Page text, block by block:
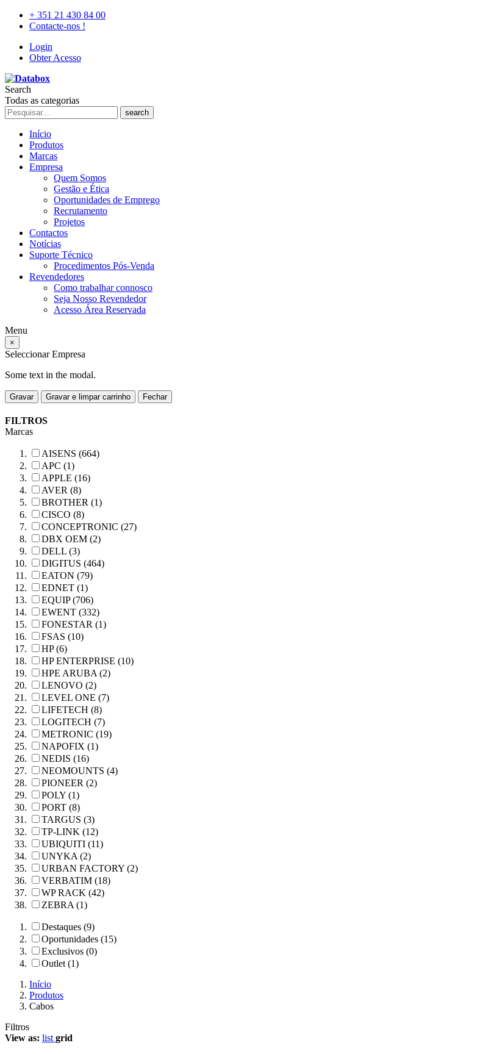
+ 351 21 430 84 00
Contacte-nos !
Login
Obter Acesso
Search
Todas as categorias
search
Início
Produtos
Marcas
Empresa
Quem Somos
Gestão e Ética
Oportunidades de Emprego
Recrutamento
Projetos
Contactos
Notícias
Suporte Técnico
Procedimentos Pós-Venda
Revendedores
Como trabalhar connosco
Seja Nosso Revendedor
Acesso Área Reservada
Menu
×
Seleccionar Empresa
Some text in the modal.
Gravar Gravar e limpar carrinho Fechar
FILTROS
Marcas
AISENS (664)
APC (1)
APPLE (16)
AVER (8)
BROTHER (1)
CISCO (8)
CONCEPTRONIC (27)
DBX OEM (2)
DELL (3)
DIGITUS (464)
EATON (79)
EDNET (1)
EQUIP (706)
EWENT (332)
FONESTAR (1)
FSAS (10)
HP (6)
HP ENTERPRISE (10)
HPE ARUBA (2)
LENOVO (2)
LEVEL ONE (7)
LIFETECH (8)
LOGITECH (7)
METRONIC (19)
NAPOFIX (1)
NEDIS (16)
NEOMOUNTS (4)
PIONEER (2)
POLY (1)
PORT (8)
TARGUS (3)
TP-LINK (12)
UBIQUITI (11)
UNYKA (2)
URBAN FACTORY (2)
VERBATIM (18)
WP RACK (42)
ZEBRA (1)
Destaques (9)
Oportunidades (15)
Exclusivos (0)
Outlet (1)
Início
Produtos
Cabos
Filtros
View as: list grid